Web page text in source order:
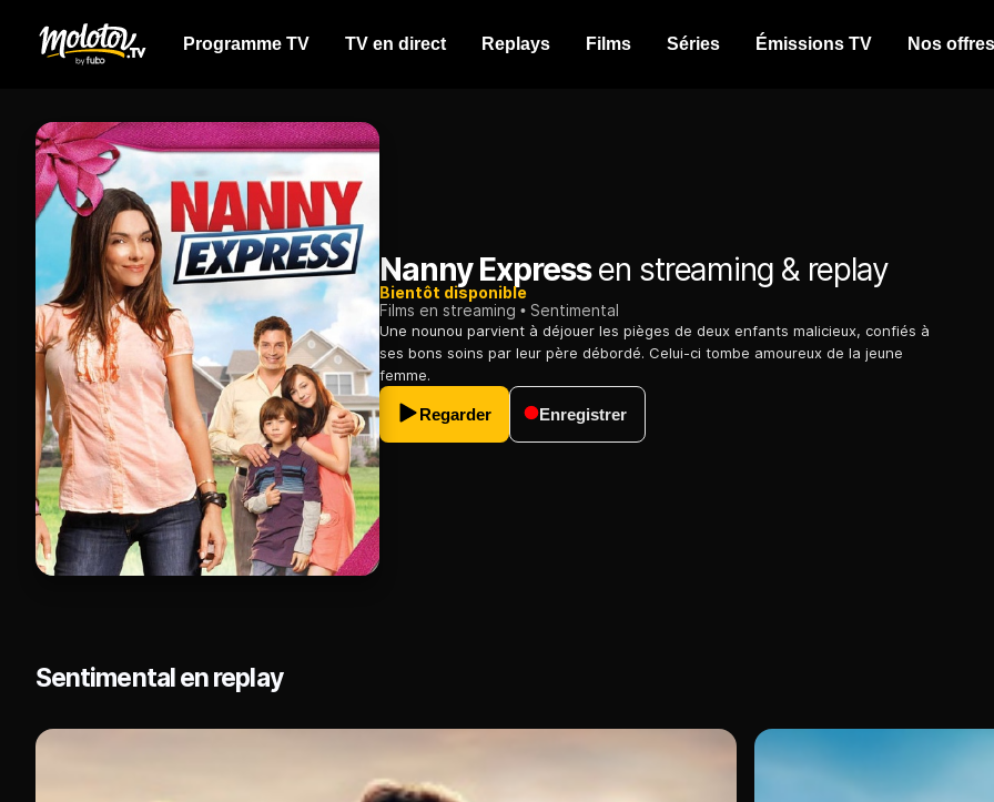
Programme TV TV en direct Replays Films Séries Émissions TV Nos offres
Nanny Expressen streaming & replay
Bientôt disponible
Films en streaming
Sentimental
Une nounou parvient à déjouer les pièges de deux enfants malicieux, confiés à
ses bons soins par leur père débordé. Celui-ci tombe amoureux de la jeune
femme.
Regarder Enregistrer
Sentimental en replay